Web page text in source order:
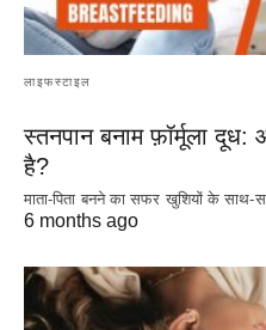
लाइफस्टाइल
स्तनपान बनाम फ़ॉर्मूला
है?
माता-पिता बनने का सफर खुशियों के
6 months ago